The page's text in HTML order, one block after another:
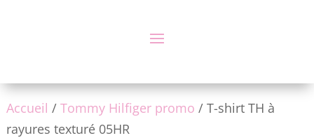
Accueil / Tommy Hilfiger promo / T-shirt TH à
rayures texturé 05HR